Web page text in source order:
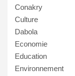
Conakry
Culture
Dabola
Economie
Education
Environnement